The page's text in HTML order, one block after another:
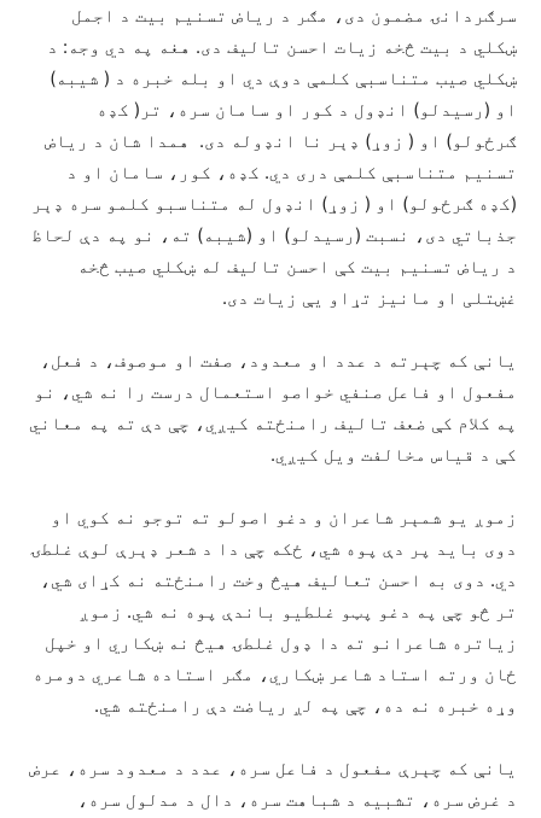
سرګردانۍ مضمون دی، مګر د ریاض تسنیم بیت د اجمل
ښکلي د بیت څخه زیات احسن تالیف دی. هغه په دي وجه: د
ښکلي صیب متناسبې کلمې دوې دي او بله خبره د ( شیبه)
او (رسیدلو) انډول د کور او سامان سره، تر( کډه
ګرځولو) او ( زوړ) ډېر نا انډوله دی. همدا شان د ریاض
تسنیم متناسبې کلمې دری دي. کډه، کور، سامان او د
(کډه ګرځولو) او ( زوړ) انډول له متناسبو کلمو سره ډېر
جذباتي دی، نسبت (رسیدلو) او (شیبه) ته، نو په دې لحاظ
د ریاض تسنیم بیت کې احسن تالیف له ښکلي صیب څخه
غښتلی او مانیز تړاو یې زیات دی.
یانې که چېرته د عدد او معدود، صفت او موصوف، د فعل،
مفعول او فاعل صنفي خواصو استعمال درست را نه شي، نو
په کلام کې ضعف تالیف رامنځته کیږي، چې دې ته په معاني
کې د قیاس مخالفت ویل کیږي.
زموږ یو شمېر شاعران و دغو اصولو ته توجو نه کوي او
دوی باید پر دې پوه شي، ځکه چې دا د شعر ‌ډېرې لوې غلطۍ
دي. دوی به احسن تعالیف هیڅ وخت رامنځته نه کړای شي،
تر څو چې په دغو پټو غلطیو باندې پوه نه شي. زموږ
زیاتره شاعرانو ته دا ډول غلطۍ هیڅ نه ښکاري او خپل
ځان ورته استاد شاعر ښکاري، مګر استاده شاعري دومره
وړه خبره نه ده، چې په لږ ریاضت دې رامنځته شي.
یانې که چېرې مفعول د فاعل سره، عدد د معدود سره، عرض
د غرض سره، تشبیه د شباهت سره، دال د مدلول سره،